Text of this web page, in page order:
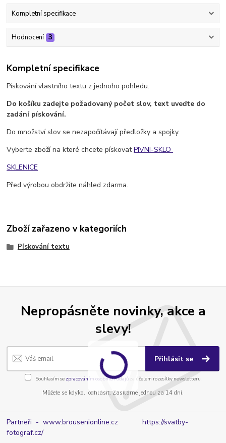
Kompletní specifikace
Hodnocení 3
Kompletní specifikace
Pískování vlastního textu z jednoho pohledu.
Do košíku zadejte požadovaný počet slov, text uveďte do
zadání pískování.
Do množství slov se nezapočítávají předložky a spojky.
Vyberte zboží na které chcete pískovatPIVNI-SKLO
SKLENICE
Před výrobou obdržíte náhled zdarma.
Zboží zařazeno v kategoriích
Pískování textu
Nepropásněte novinky, akce a
slevy!
Přihlásit se
Souhlasím se zpracováním osobních údajůza účelem rozesílky newsletteru.
Můžete se kdykoli odhlásit. Zasíláme jednou za 14 dní.
Partneři - www.brousenionline.czhttps://svatby-
fotograf.cz/